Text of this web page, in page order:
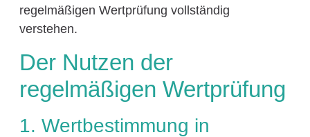
regelmäßigen Wertprüfung vollständig
verstehen.
Der Nutzen der
regelmäßigen Wertprüfung
1. Wertbestimmung in